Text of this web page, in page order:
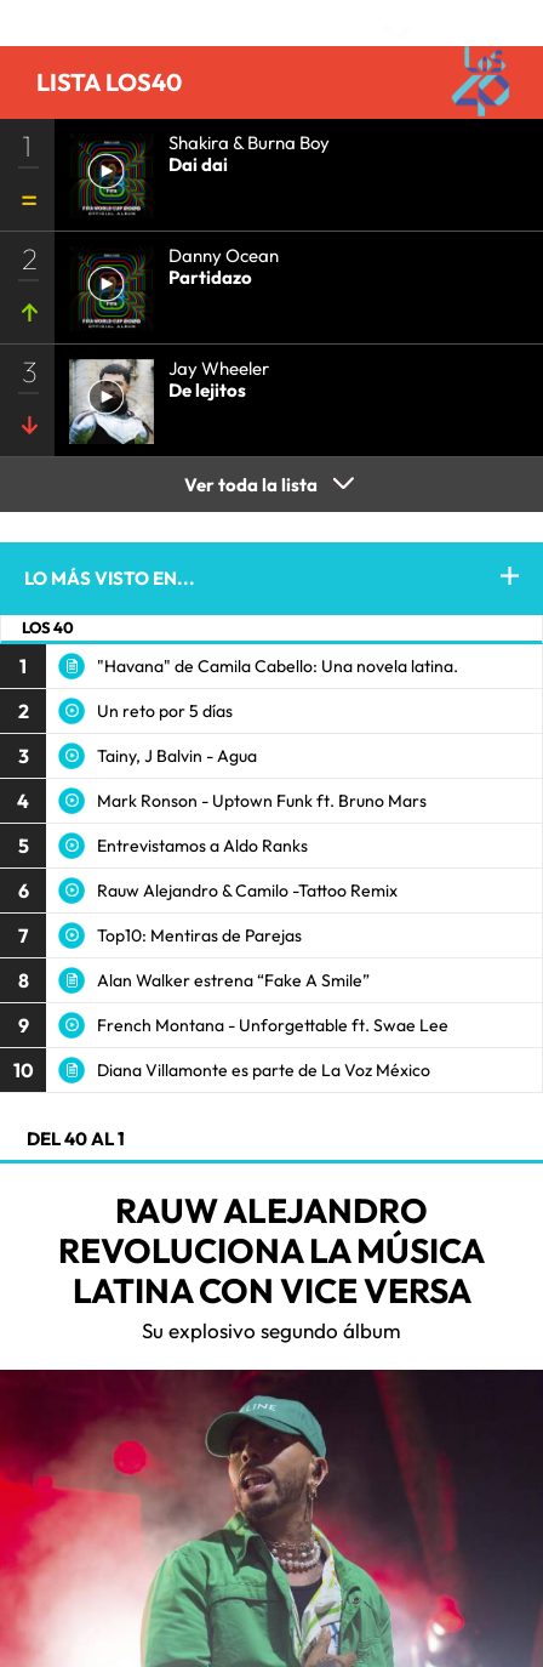
LISTA LOS40
1
Shakira & Burna Boy
Dai dai
2
Danny Ocean
Partidazo
3
Jay Wheeler
De lejitos
Ver toda la lista
LO MÁS VISTO EN...
LOS 40
1 "Havana" de Camila Cabello: Una novela latina.
2 Un reto por 5 días
3 Tainy, J Balvin - Agua
4 Mark Ronson - Uptown Funk ft. Bruno Mars
5 Entrevistamos a Aldo Ranks
6 Rauw Alejandro & Camilo -Tattoo Remix
7 Top10: Mentiras de Parejas
8 Alan Walker estrena “Fake A Smile”
9 French Montana - Unforgettable ft. Swae Lee
10 Diana Villamonte es parte de La Voz México
DEL 40 AL 1
RAUW ALEJANDRO
REVOLUCIONA LA MÚSICA
LATINA CON VICE VERSA
Su explosivo segundo álbum